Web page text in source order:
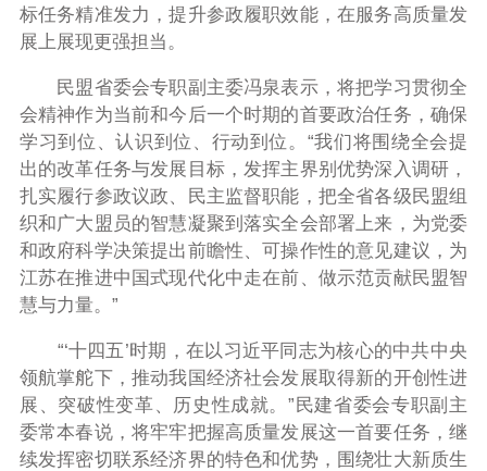
标任务精准发力，提升参政履职效能，在服务高质量发
展上展现更强担当。
民盟省委会专职副主委冯泉表示，将把学习贯彻全
会精神作为当前和今后一个时期的首要政治任务，确保
学习到位、认识到位、行动到位。“我们将围绕全会提
出的改革任务与发展目标，发挥主界别优势深入调研，
扎实履行参政议政、民主监督职能，把全省各级民盟组
织和广大盟员的智慧凝聚到落实全会部署上来，为党委
和政府科学决策提出前瞻性、可操作性的意见建议，为
江苏在推进中国式现代化中走在前、做示范贡献民盟智
慧与力量。”
“‘十四五’时期，在以习近平同志为核心的中共中央
领航掌舵下，推动我国经济社会发展取得新的开创性进
展、突破性变革、历史性成就。”民建省委会专职副主
委常本春说，将牢牢把握高质量发展这一首要任务，继
续发挥密切联系经济界的特色和优势，围绕壮大新质生